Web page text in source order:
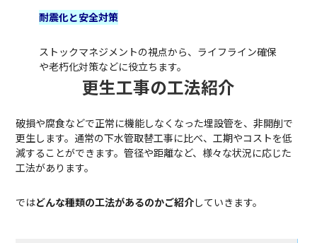
耐震化と安全対策
ストックマネジメントの視点から、ライフライン確保
や老朽化対策などに役立ちます。
更生工事の工法紹介
破損や腐食などで正常に機能しなくなった埋設管を、非開削で
更生します。通常の下水管取替工事に比べ、工期やコストを低
減することができます。管径や距離など、様々な状況に応じた
工法があります。
ではどんな種類の工法があるのかご紹介していきます。